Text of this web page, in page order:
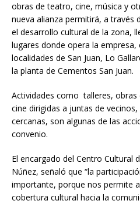
obras de teatro, cine, música y
nueva alianza permitirá, a través
el desarrollo cultural de la zona,
lugares donde opera la empresa,
localidades de San Juan, Lo
la planta de Cementos San Juan.
Actividades como ​ talleres,
cine dirigidas a juntas de
cercanas, son algunas de las
convenio.
El encargado del Centro Cultural
Núñez, señaló que “la
importante, porque nos permite
cobertura cultural hacia la